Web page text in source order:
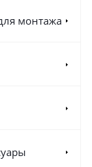
монтажа